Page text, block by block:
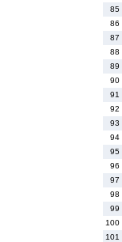
85
86
87
88
89
90
91
92
93
94
95
96
97
98
99
100
101